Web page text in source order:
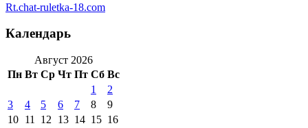
Rt.chat-ruletka-18.com
Календарь
Август 2026
Пн Вт Ср Чт Пт Сб Вс
1
2
3
4 5 6 7 8
9
10 11 12 13 14 15 16